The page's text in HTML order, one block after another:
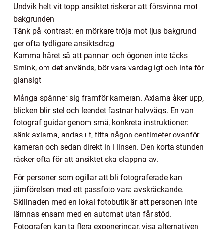
Undvik helt vit topp ansiktet riskerar att försvinna mot
bakgrunden
Tänk på kontrast: en mörkare tröja mot ljus bakgrund
ger ofta tydligare ansiktsdrag
Kamma håret så att pannan och ögonen inte täcks
Smink, om det används, bör vara vardagligt och inte för
glansigt
Många spänner sig framför kameran. Axlarna åker upp,
blicken blir stel och leendet fastnar halvvägs. En van
fotograf guidar genom små, konkreta instruktioner:
sänk axlarna, andas ut, titta någon centimeter ovanför
kameran och sedan direkt in i linsen. Den korta stunden
räcker ofta för att ansiktet ska slappna av.
För personer som ogillar att bli fotograferade kan
jämförelsen med ett passfoto vara avskräckande.
Skillnaden med en lokal fotobutik är att personen inte
lämnas ensam med en automat utan får stöd.
Fotografen kan ta flera exponeringar, visa alternativen